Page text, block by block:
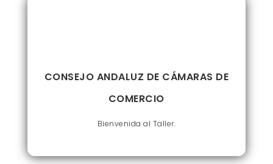
CONSEJO ANDALUZ DE CÁMARAS DE
COMERCIO
Bienvenida al Taller.